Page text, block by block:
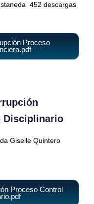
452 descargas
Proceso
Disciplinario
Giselle Quintero
Proceso Control